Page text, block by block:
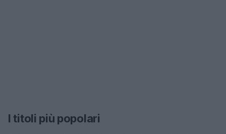
I titoli più popolari